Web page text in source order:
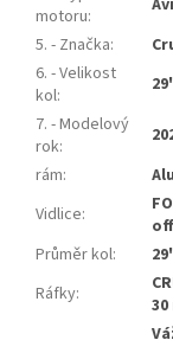
motoru:
5. - Značka:
6. - Velikost
kol:
7. - Modelový
rok:
rám:
Vidlice:
Průměr kol:
Ráfky:
30